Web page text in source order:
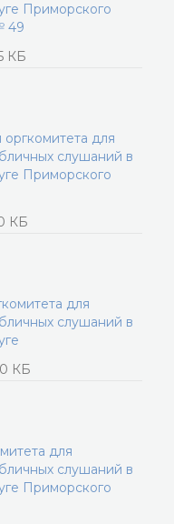
Приморского
49
КБ
для
слушаний в
Приморского
КБ
для
слушаний в
КБ
для
слушаний в
Приморского